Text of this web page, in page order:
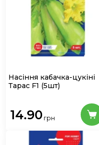
Насіння кабачка-цукіні
Тарас F1 (5шт)
14.90 грн